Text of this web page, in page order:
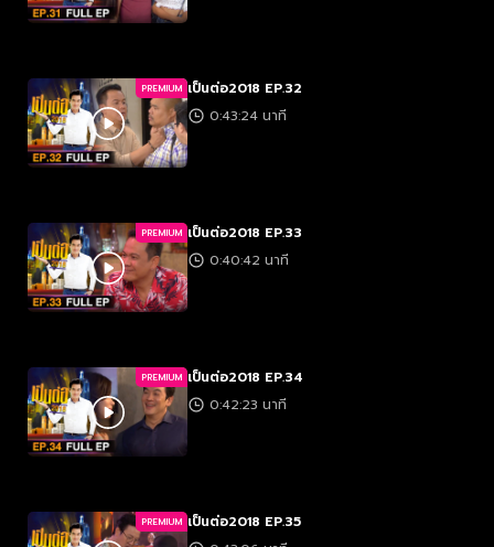
PREMIUM เป็นต่อ2018 EP.32
0:43:24 นาที
PREMIUM เป็นต่อ2018 EP.33
0:40:42 นาที
PREMIUM เป็นต่อ2018 EP.34
0:42:23 นาที
PREMIUM เป็นต่อ2018 EP.35